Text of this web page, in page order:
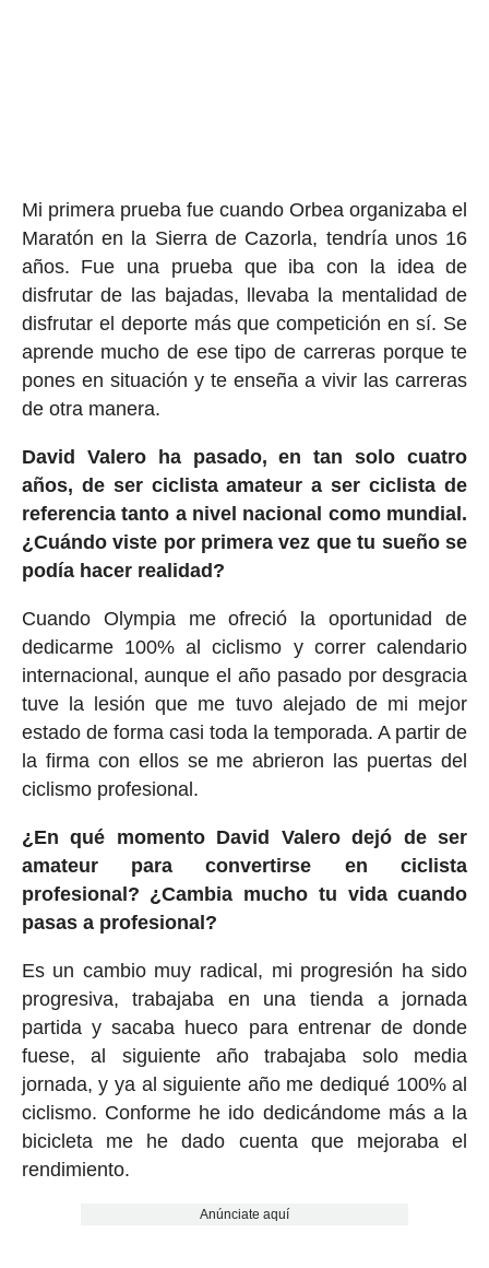
Mi primera prueba fue cuando Orbea organizaba el
Maratón en la Sierra de Cazorla, tendría unos 16
años. Fue una prueba que iba con la idea de
disfrutar de las bajadas, llevaba la mentalidad de
disfrutar el deporte más que competición en sí. Se
aprende mucho de ese tipo de carreras porque te
pones en situación y te enseña a vivir las carreras
de otra manera.
David Valero ha pasado, en tan solo cuatro
años, de ser ciclista amateur a ser ciclista de
referencia tanto a nivel nacional como mundial.
¿Cuándo viste por primera vez que tu sueño se
podía hacer realidad?
Cuando Olympia me ofreció la oportunidad de
dedicarme 100% al ciclismo y correr calendario
internacional, aunque el año pasado por desgracia
tuve la lesión que me tuvo alejado de mi mejor
estado de forma casi toda la temporada. A partir de
la firma con ellos se me abrieron las puertas del
ciclismo profesional.
¿En qué momento David Valero dejó de ser
amateur para convertirse en ciclista
profesional? ¿Cambia mucho tu vida cuando
pasas a profesional?
Es un cambio muy radical, mi progresión ha sido
progresiva, trabajaba en una tienda a jornada
partida y sacaba hueco para entrenar de donde
fuese, al siguiente año trabajaba solo media
jornada, y ya al siguiente año me dediqué 100% al
ciclismo. Conforme he ido dedicándome más a la
bicicleta me he dado cuenta que mejoraba el
rendimiento.
Anúnciate aquí